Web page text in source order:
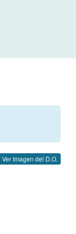
Ver Imagen del D.O.